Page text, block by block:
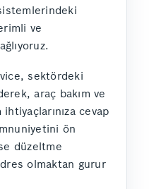
ve
sektördeki
araç bakım ve
cevap
ön
düzeltme
olmaktan gurur